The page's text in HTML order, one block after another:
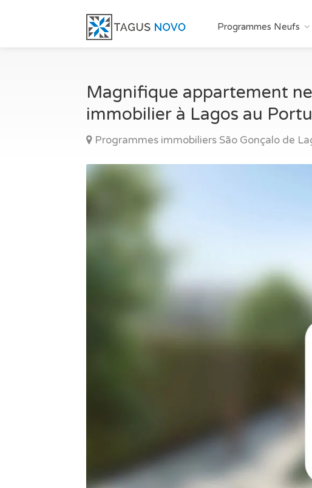
Programmes Neufs
Magnifique appartement
immobilier à Lagos au
Programmes immobiliers São Gonçalo de